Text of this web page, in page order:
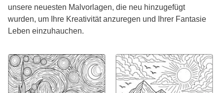
unsere neuesten Malvorlagen, die neu hinzugefügt
wurden, um Ihre Kreativität anzuregen und Ihrer Fantasie
Leben einzuhauchen.